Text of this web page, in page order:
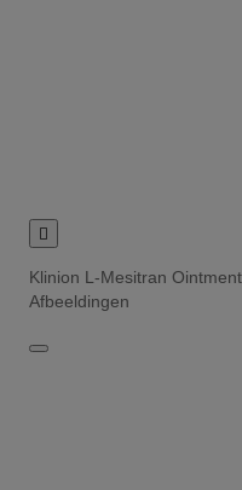

Klinion L-Mesitran
Afbeeldingen